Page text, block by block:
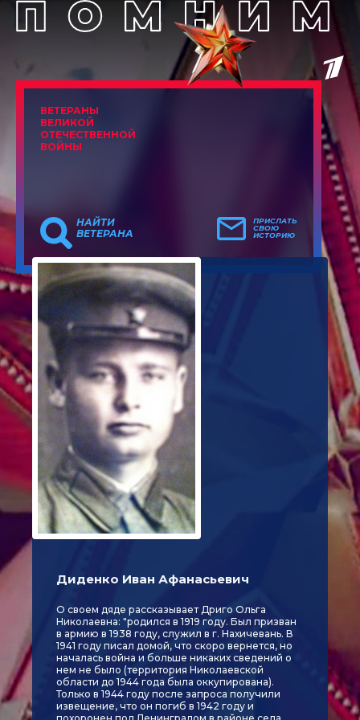
ВЕТЕРАНЫ
ВЕЛИКОЙ
ОТЕЧЕСТВЕННОЙ
ВОЙНЫ
ПРИСЛАТЬ
СВОЮ
ИСТОРИЮ
НАЙТИ
ВЕТЕРАНА
Диденко Иван Афанасьевич
О своем дяде рассказывает Дриго Ольга
Николаевна: "родился в 1919 году. Был призван
в армию в 1938 году, служил в г. Нахичевань. В
1941 году писал домой, что скоро вернется, но
началась война и больше никаких сведений о
нем не было (территория Николаевской
области до 1944 года была оккупирована).
Только в 1944 году после запроса получили
извещение, что он погиб в 1942 году и